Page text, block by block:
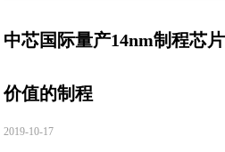
中芯国际量产14nm制程芯
价值的制程
2019-10-17